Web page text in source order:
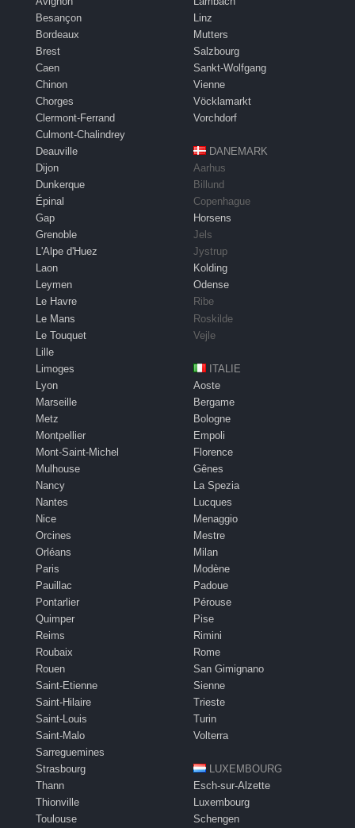
Besançon
Bordeaux
Brest
Caen
Chinon
Chorges
Clermont-Ferrand
Culmont-Chalindrey
Deauville
Dijon
Dunkerque
Épinal
Gap
Grenoble
L'Alpe d'Huez
Laon
Leymen
Le Havre
Le Mans
Le Touquet
Lille
Limoges
Lyon
Marseille
Metz
Montpellier
Mont-Saint-Michel
Mulhouse
Nancy
Nantes
Nice
Orcines
Orléans
Paris
Pauillac
Pontarlier
Quimper
Reims
Roubaix
Rouen
Saint-Etienne
Saint-Hilaire
Saint-Louis
Saint-Malo
Sarreguemines
Strasbourg
Thann
Thionville
Toulouse
Linz
Mutters
Salzbourg
Sankt-Wolfgang
Vienne
Vöcklamarkt
Vorchdorf
DANEMARK
Aarhus
Billund
Copenhague
Horsens
Jels
Jystrup
Kolding
Odense
Ribe
Roskilde
Vejle
ITALIE
Aoste
Bergame
Bologne
Empoli
Florence
Gênes
La Spezia
Lucques
Menaggio
Mestre
Milan
Modène
Padoue
Pérouse
Pise
Rimini
Rome
San Gimignano
Sienne
Trieste
Turin
Volterra
LUXEMBOURG
Esch-sur-Alzette
Luxembourg
Schengen